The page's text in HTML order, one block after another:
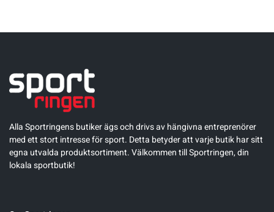
Alla Sportringens butiker ägs och drivs av hängivna entreprenörer
med ett stort intresse för sport. Detta betyder att varje butik har sitt
egna utvalda produktsortiment. Välkommen till Sportringen, din
lokala sportbutik!